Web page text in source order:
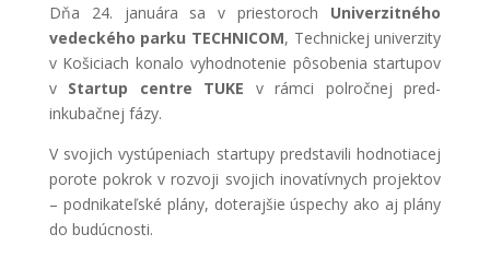
Dňa 24. januára sa v priestoroch Univerzitného
vedeckého parku TECHNICOM, Technickej univerzity
v Košiciach konalo vyhodnotenie pôsobenia startupov
v Startup centre TUKE v rámci polročnej pred-
inkubačnej fázy.
V svojich vystúpeniach startupy predstavili hodnotiacej
porote pokrok v rozvoji svojich inovatívnych projektov
– podnikateľské plány, doterajšie úspechy ako aj plány
do budúcnosti.